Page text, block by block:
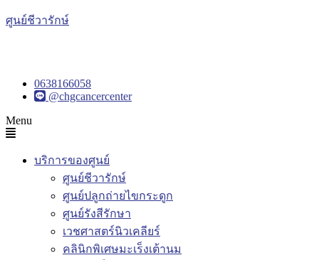
ศูนย์ชีวารักษ์
0638166058
@chgcancercenter
Menu
บริการของศูนย์
ศูนย์ชีวารักษ์
ศูนย์ปลูกถ่ายไขกระดูก
ศูนย์รังสีรักษา
เวชศาสตร์นิวเคลียร์
คลินิกพิเศษมะเร็งเต้านม